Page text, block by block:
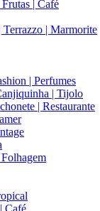
| Café
Terrazzo | Marmorite
| Perfumes
| Tijolo
| Restaurante
Café